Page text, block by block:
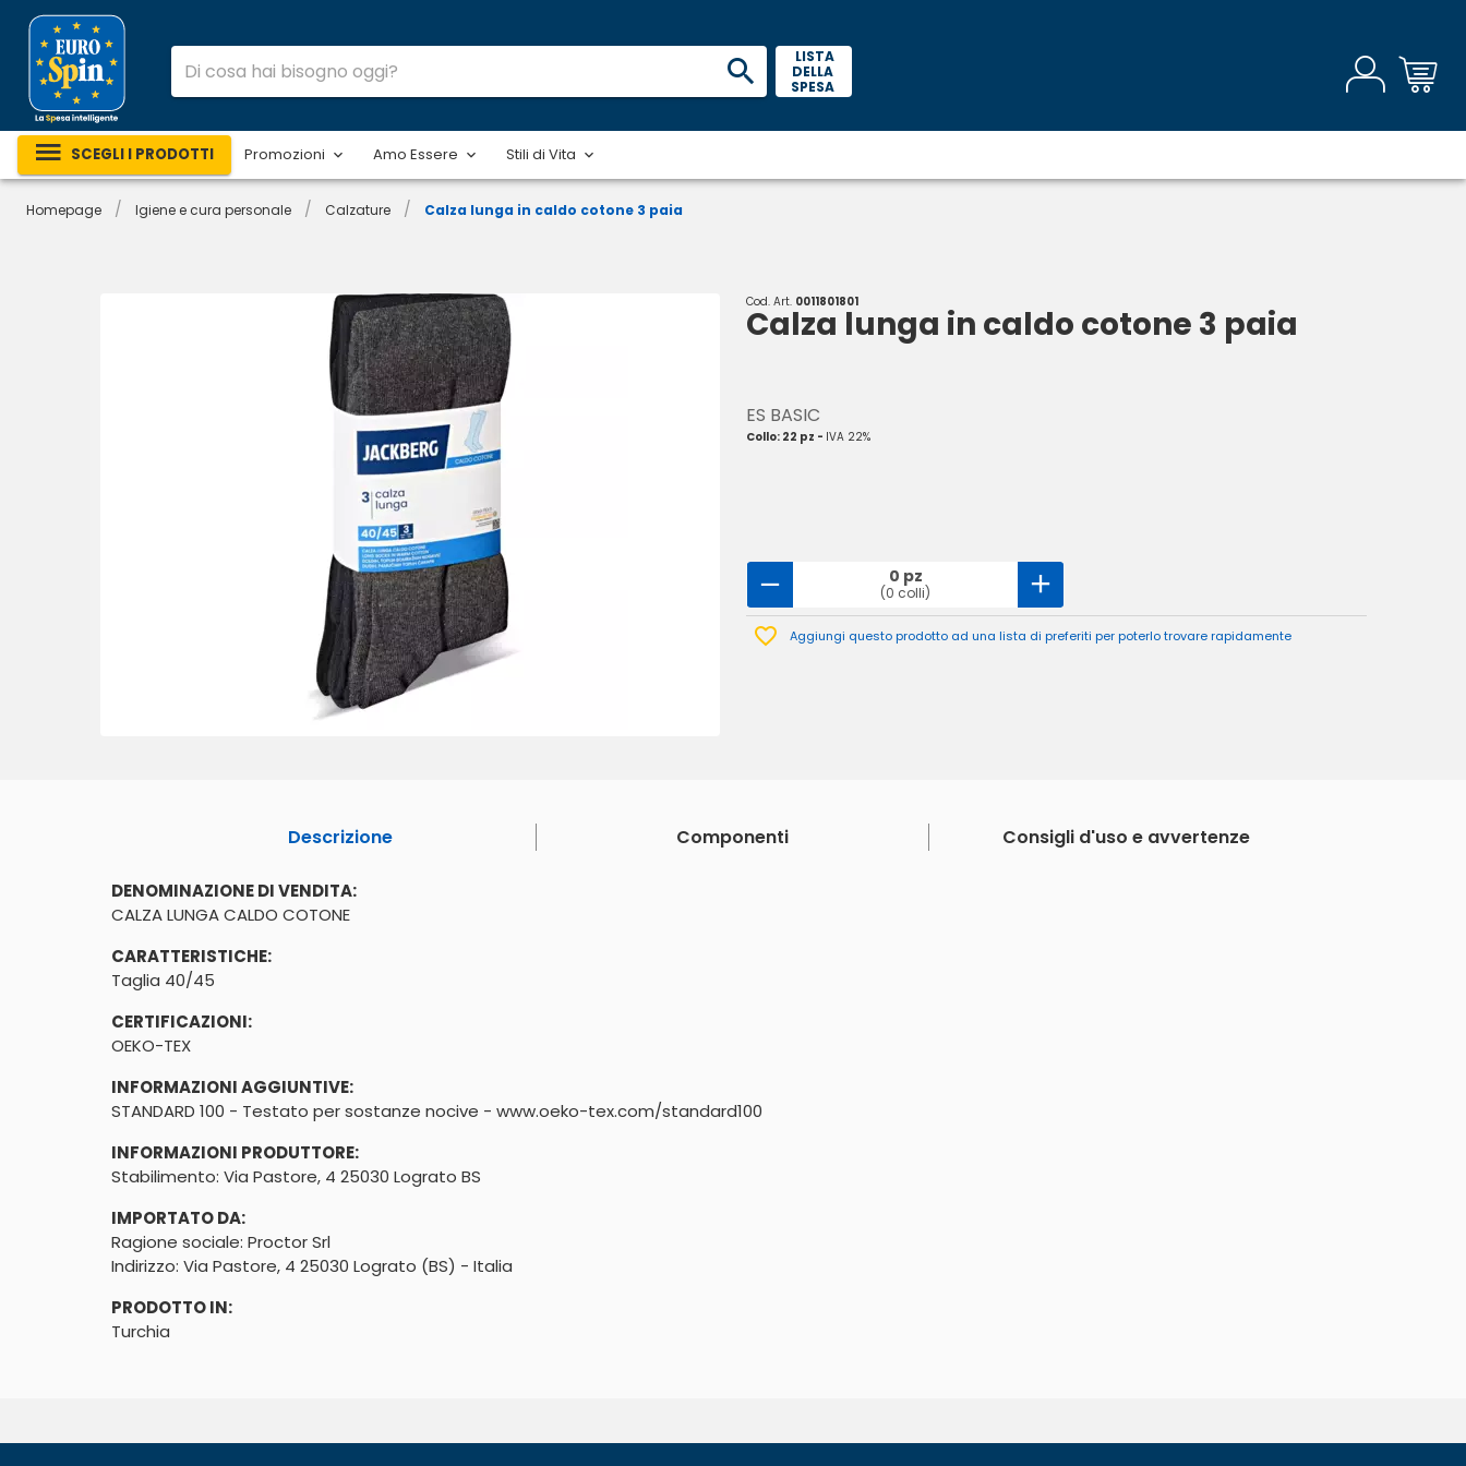
LISTA
DELLA
SPESA
SCEGLI I PRODOTTI Promozioni Amo Essere Stili di Vita
Homepage / Igiene e cura personale / Calzature / Calza lunga in caldo cotone 3 paia
Cod. Art. 0011801801
Calza lunga in caldo cotone 3 paia
ES BASIC
Collo: 22 pz - IVA 22%
0 pz
(0 colli)
Aggiungi questo prodotto ad una lista di preferiti per poterlo trovare rapidamente
Descrizione Componenti Consigli d'uso e avvertenze
DENOMINAZIONE DI VENDITA:
CALZA LUNGA CALDO COTONE
CARATTERISTICHE:
Taglia 40/45
CERTIFICAZIONI:
OEKO-TEX
INFORMAZIONI AGGIUNTIVE:
STANDARD 100 - Testato per sostanze nocive - www.oeko-tex.com/standard100
INFORMAZIONI PRODUTTORE:
Stabilimento: Via Pastore, 4 25030 Lograto BS
IMPORTATO DA:
Ragione sociale: Proctor Srl
Indirizzo: Via Pastore, 4 25030 Lograto (BS) - Italia
PRODOTTO IN:
Turchia